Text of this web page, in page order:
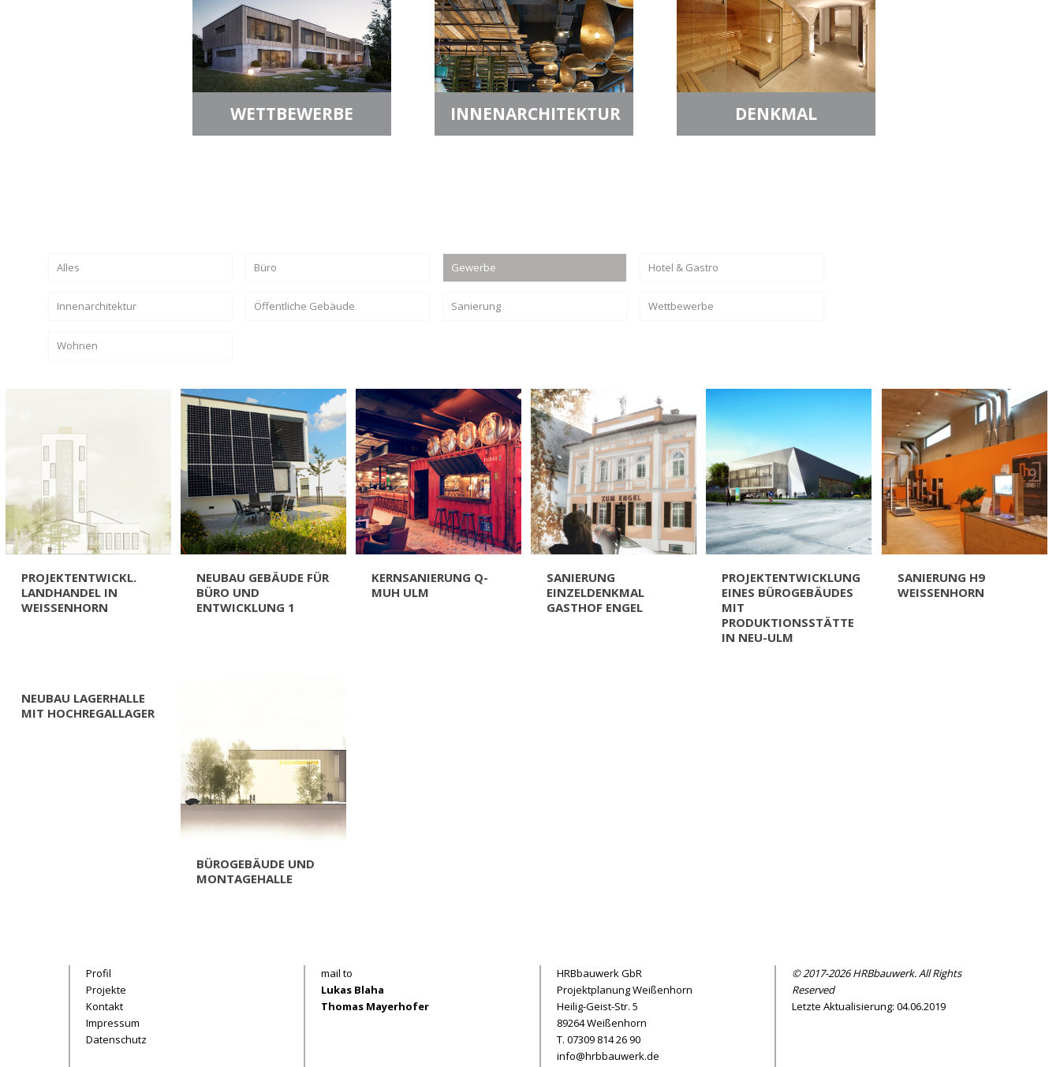
WETTBEWERBE INNENARCHITEKTUR DENKMAL
Alles Büro Gewerbe Hotel & Gastro
Innenarchitektur Öffentliche Gebäude Sanierung Wettbewerbe
Wohnen
PROJEKTENTWICKL.
LANDHANDEL IN
WEISSENHORN
NEUBAU GEBÄUDE FÜR
BÜRO UND
ENTWICKLUNG 1
KERNSANIERUNG Q-
MUH ULM
SANIERUNG
EINZELDENKMAL
GASTHOF ENGEL
PROJEKTENTWICKLUNG
EINES BÜROGEBÄUDES
MIT
PRODUKTIONSSTÄTTE
IN NEU-ULM
SANIERUNG H9
WEISSENHORN
NEUBAU LAGERHALLE
MIT HOCHREGALLAGER
BÜROGEBÄUDE UND
MONTAGEHALLE
Profil
Projekte
Kontakt
Impressum
Datenschutz
mail to
Lukas Blaha
Thomas Mayerhofer
HRBbauwerk GbR
Projektplanung Weißenhorn
Heilig-Geist-Str. 5
89264 Weißenhorn
T. 07309 814 26 90
info@hrbbauwerk.de
© 2017-2026 HRBbauwerk. All Rights
Reserved
Letzte Aktualisierung: 04.06.2019